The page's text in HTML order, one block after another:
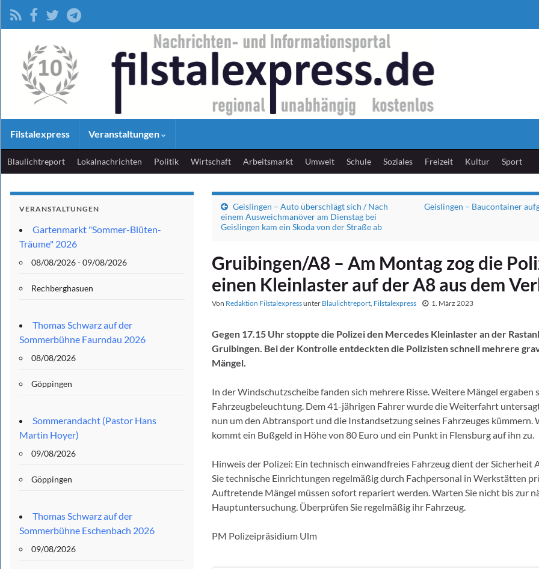
Filstalexpress Veranstaltungen
Blaulichtreport Lokalnachrichten Politik Wirtschaft Arbeitsmarkt Umwelt Schule Soziales Freizeit Kultur Sport
Geislingen – Auto überschlägt sich / Nach
einem Ausweichmanöver am Dienstag bei
Geislingen kam ein Skoda von der Straße ab
Geislingen – Baucontainer
Gruibingen/A8 – Am Montag zog die
einen Kleinlaster auf der A8 aus dem
Von Redaktion Filstalexpressunter Blaulichtreport, Filstalexpress 1. März 2023
Gegen 17.15 Uhr stoppte die Polizei den Mercedes Kleinlaster an der
Gruibingen. Bei der Kontrolle entdeckten die Polizisten schnell mehrere
Mängel.
In der Windschutzscheibe fanden sich mehrere Risse. Weitere Mängel ergaben
Fahrzeugbeleuchtung. Dem 41-jährigen Fahrer wurde die Weiterfahrt
nun um den Abtransport und die Instandsetzung seines Fahrzeuges kümmern.
kommt ein Bußgeld in Höhe von 80 Euro und ein Punkt in Flensburg auf ihn zu.
Hinweis der Polizei: Ein technisch einwandfreies Fahrzeug dient der Sicherheit
Sie technische Einrichtungen regelmäßig durch Fachpersonal in Werkstätten
Auftretende Mängel müssen sofort repariert werden. Warten Sie nicht bis zur
Hauptuntersuchung. Überprüfen Sie regelmäßig ihr Fahrzeug.
PM Polizeipräsidium Ulm
VERANSTALTUNGEN
Gartenmarkt "Sommer-Blüten-
Träume" 2026
08/08/2026 - 09/08/2026
Rechberghasuen
Thomas Schwarz auf der
Sommerbühne Faurndau 2026
08/08/2026
Göppingen
Sommerandacht (Pastor Hans
Martin Hoyer)
09/08/2026
Göppingen
Thomas Schwarz auf der
Sommerbühne Eschenbach 2026
09/08/2026